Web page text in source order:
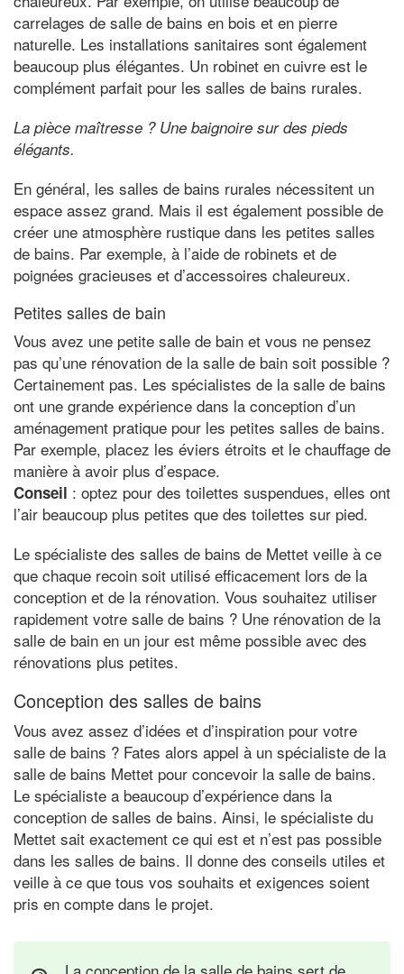
carrelages de salle de bains en bois et en pierre
naturelle. Les installations sanitaires sont également
beaucoup plus élégantes. Un robinet en cuivre est le
complément parfait pour les salles de bains rurales.
La pièce maîtresse ? Une baignoire sur des pieds
élégants.
En général, les salles de bains rurales nécessitent un
espace assez grand. Mais il est également possible de
créer une atmosphère rustique dans les petites salles
de bains. Par exemple, à l’aide de robinets et de
poignées gracieuses et d’accessoires chaleureux.
Petites salles de bain
Vous avez une petite salle de bain et vous ne pensez
pas qu’une rénovation de la salle de bain soit possible ?
Certainement pas. Les spécialistes de la salle de bains
ont une grande expérience dans la conception d’un
aménagement pratique pour les petites salles de bains.
Par exemple, placez les éviers étroits et le chauffage de
manière à avoir plus d’espace.
Conseil : optez pour des toilettes suspendues, elles ont
l’air beaucoup plus petites que des toilettes sur pied.
Le spécialiste des salles de bains de Mettet veille à ce
que chaque recoin soit utilisé efficacement lors de la
conception et de la rénovation. Vous souhaitez utiliser
rapidement votre salle de bains ? Une rénovation de la
salle de bain en un jour est même possible avec des
rénovations plus petites.
Conception des salles de bains
Vous avez assez d’idées et d’inspiration pour votre
salle de bains ? Fates alors appel à un spécialiste de la
salle de bains Mettet pour concevoir la salle de bains.
Le spécialiste a beaucoup d’expérience dans la
conception de salles de bains. Ainsi, le spécialiste du
Mettet sait exactement ce qui est et n’est pas possible
dans les salles de bains. Il donne des conseils utiles et
veille à ce que tous vos souhaits et exigences soient
pris en compte dans le projet.